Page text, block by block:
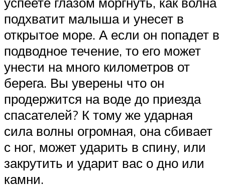
подхватит малыша и унесет в
открытое море. А если он попадет в
подводное течение, то его может
унести на много километров от
берега. Вы уверены что он
продержится на воде до приезда
спасателей? К тому же ударная
сила волны огромная, она сбивает
с ног, может ударить в спину, или
закрутить и ударит вас о дно или
камни.